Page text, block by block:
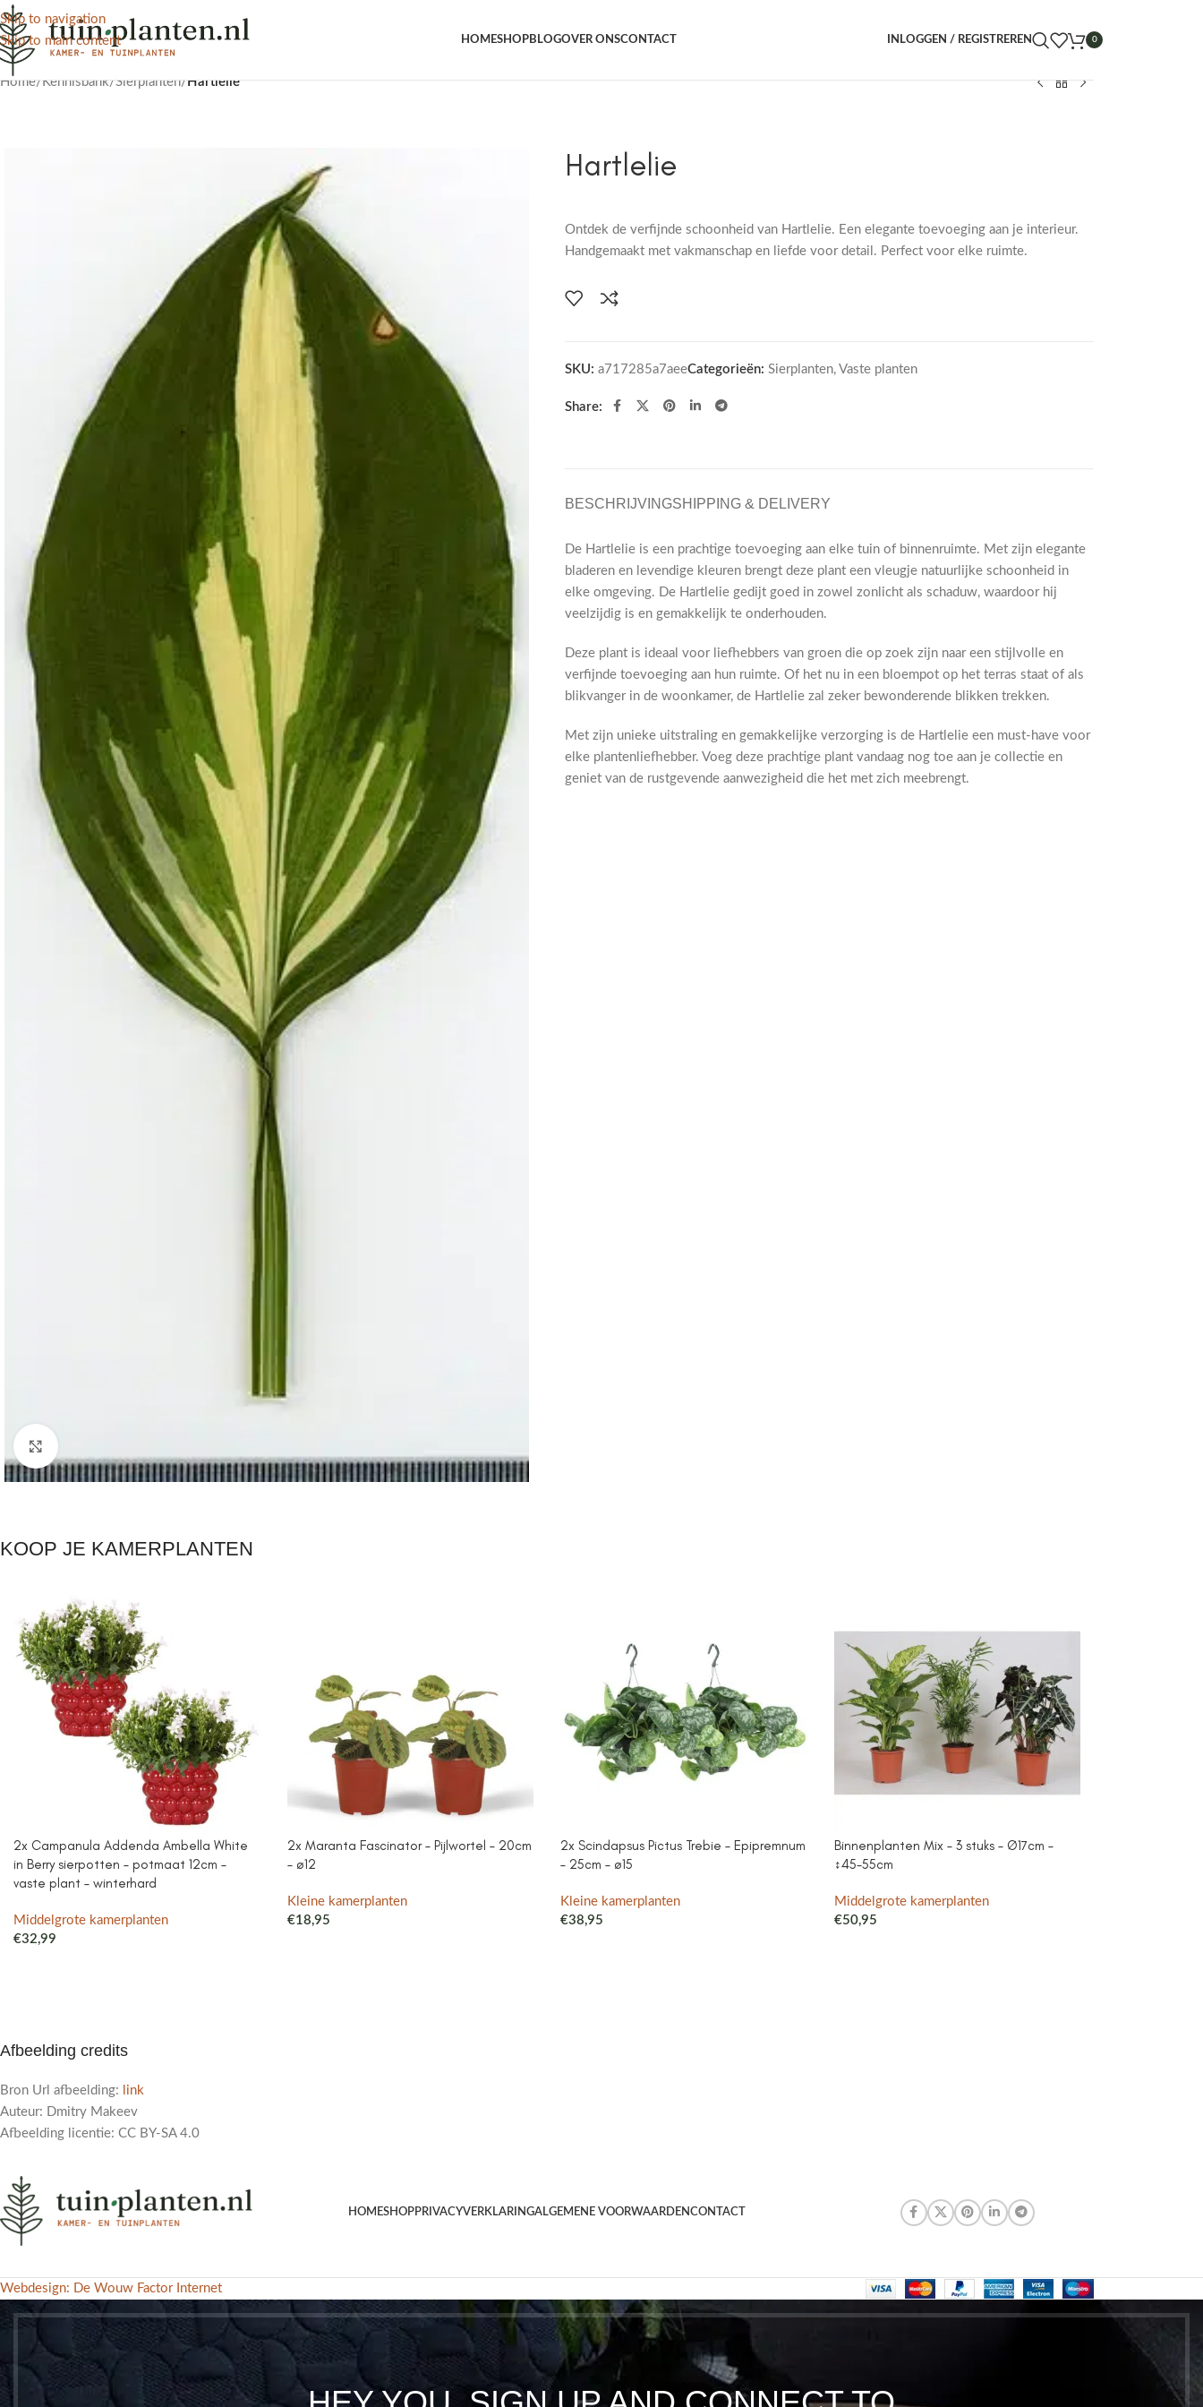
Skip to navigation
Skip to main content
HOMESHOPBLOGOVER ONSCONTACT INLOGGEN / REGISTREREN 0
Home/Kennisbank/Sierplanten/Hartlelie
Hartlelie
Ontdek de verfijnde schoonheid van Hartlelie. Een elegante toevoeging aan je interieur.
Handgemaakt met vakmanschap en liefde voor detail. Perfect voor elke ruimte.
SKU: a717285a7aeeCategorieën: Sierplanten, Vaste planten
Share:
BESCHRIJVINGSHIPPING & DELIVERY
De Hartlelie is een prachtige toevoeging aan elke tuin of binnenruimte. Met zijn elegante
bladeren en levendige kleuren brengt deze plant een vleugje natuurlijke schoonheid in
elke omgeving. De Hartlelie gedijt goed in zowel zonlicht als schaduw, waardoor hij
veelzijdig is en gemakkelijk te onderhouden.
Deze plant is ideaal voor liefhebbers van groen die op zoek zijn naar een stijlvolle en
verfijnde toevoeging aan hun ruimte. Of het nu in een bloempot op het terras staat of als
blikvanger in de woonkamer, de Hartlelie zal zeker bewonderende blikken trekken.
Met zijn unieke uitstraling en gemakkelijke verzorging is de Hartlelie een must-have voor
elke plantenliefhebber. Voeg deze prachtige plant vandaag nog toe aan je collectie en
geniet van de rustgevende aanwezigheid die het met zich meebrengt.
KOOP JE KAMERPLANTEN
2x Campanula Addenda Ambella White
in Berry sierpotten – potmaat 12cm –
vaste plant – winterhard
Middelgrote kamerplanten
€32,99
2x Maranta Fascinator – Pijlwortel – 20cm
– ø12
Kleine kamerplanten
€18,95
2x Scindapsus Pictus Trebie – Epipremnum
– 25cm – ø15
Kleine kamerplanten
€38,95
Binnenplanten Mix – 3 stuks – Ø17cm –
↕45-55cm
Middelgrote kamerplanten
€50,95
Afbeelding credits
Bron Url afbeelding:
link
Auteur: Dmitry Makeev
Afbeelding licentie: CC BY-SA 4.0
HOMESHOPPRIVACYVERKLARINGALGEMENE VOORWAARDENCONTACT
Webdesign: De Wouw Factor Internet